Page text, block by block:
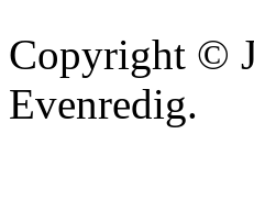
Copyright ©
Evenredig.